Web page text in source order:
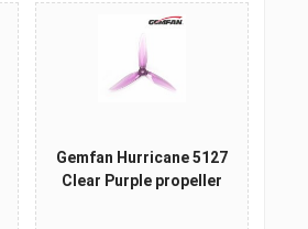
Gemfan Hurricane 5127
Clear Purple propeller